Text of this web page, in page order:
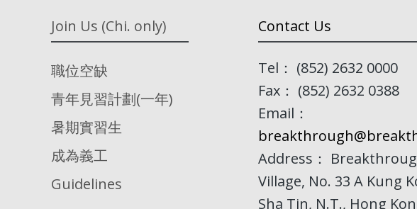
Join Us (Chi. only)
職位空缺
青年見習計劃(一年)
暑期實習生
成為義工
Guidelines
Contact Us
Tel： (852) 2632 0000
Fax： (852) 2632 0388
Email：
Address：
Village, No. 33 A Kung
Sha Tin, N.T., Hong